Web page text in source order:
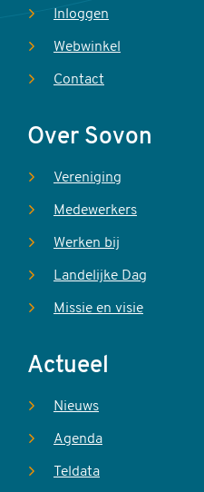
Inloggen
Webwinkel
Contact
Over Sovon
Vereniging
Medewerkers
Werken bij
Landelijke Dag
Missie en visie
Actueel
Nieuws
Agenda
Teldata